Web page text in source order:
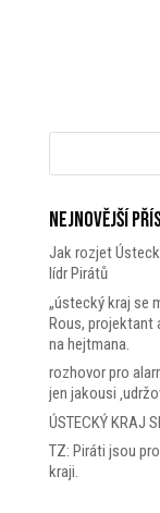
Nejnovější
Jak rozjet
lídr Pirátů
„ústecký kraj se
Rous, projektant
na hejtmana.
rozhovor pro
jen jakousi
ÚSTECKÝ KRAJ
TZ: Piráti jsou
kraji.